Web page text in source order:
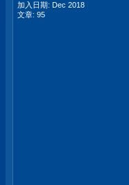
加入日期: Dec 2018
文章: 95